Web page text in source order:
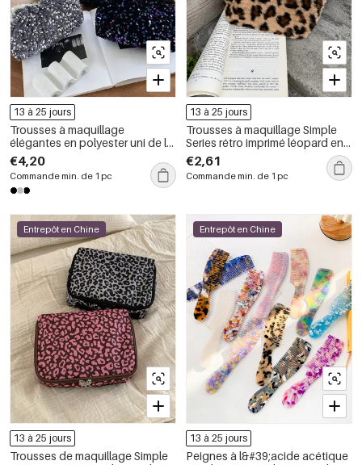
13 à 25 jours
Trousses à maquillage
élégantes en polyester uni de la
série Simple
€4,20
Commande min. de 1 pc
13 à 25 jours
Trousses à maquillage Simple
Series rétro imprimé léopard en
fausse fourrure
€2,61
Commande min. de 1 pc
Entrepôt en Chine
13 à 25 jours
Trousses de maquillage Simple
Entrepôt en Chine
13 à 25 jours
Peignes à l&#39;acide acétique